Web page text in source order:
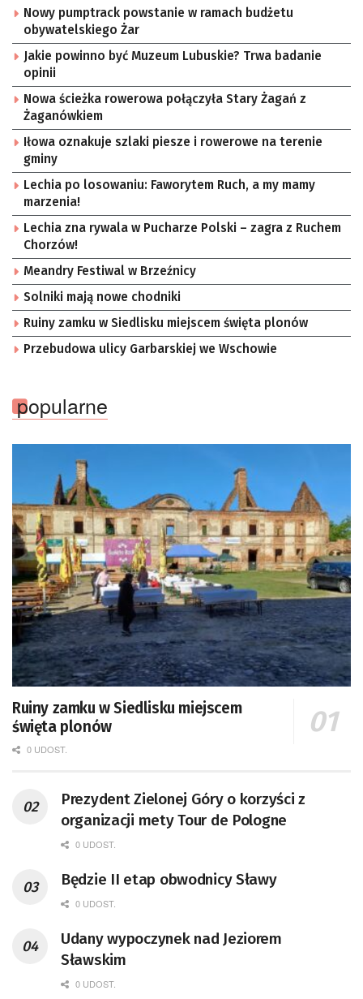
Nowy pumptrack powstanie w ramach budżetu
obywatelskiego Żar
Jakie powinno być Muzeum Lubuskie? Trwa badanie
opinii
Nowa ścieżka rowerowa połączyła Stary Żagań z
Żaganówkiem
Iłowa oznakuje szlaki piesze i rowerowe na terenie
gminy
Lechia po losowaniu: Faworytem Ruch, a my mamy
marzenia!
Lechia zna rywala w Pucharze Polski – zagra z Ruchem
Chorzów!
Meandry Festiwal w Brzeźnicy
Solniki mają nowe chodniki
Ruiny zamku w Siedlisku miejscem święta plonów
Przebudowa ulicy Garbarskiej we Wschowie
popularne
Ruiny zamku w Siedlisku miejscem
święta plonów
0 UDOST.
Prezydent Zielonej Góry o korzyści z
organizacji mety Tour de Pologne
0 UDOST.
Będzie II etap obwodnicy Sławy
0 UDOST.
Udany wypoczynek nad Jeziorem
Sławskim
0 UDOST.